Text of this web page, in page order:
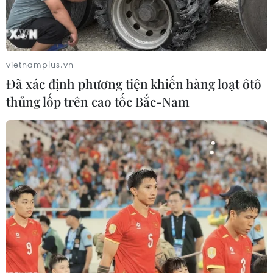
Toàn cảnh ASEAN Cup:
Thái Lan "thắng như chẻ
tre", thách thức tuyển Việt
Dự luật trừng phạt Nga của
Mỹ có thể khiến châu Âu
chịu tác động ngược
Thời tiết miền Bắc sẽ ảnh
hưởng ra sao khi bão số 3
Kujira đi vào Biển Đông?
05/08/2026 04:56
Nhận định Philippines vs
Thái Lan: Madam Pang
treo thưởng tiền tỷ, "Voi
chiến" quyết thắng
04/08/2026 09:19
vietnamplus.vn
Đã xác định phương tiện khiến hàng loạt ôtô
thủng lốp trên cao tốc Bắc-Nam